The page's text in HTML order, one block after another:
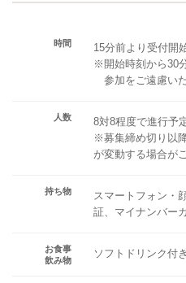
時間
15分前より受付開
※開始時刻から30
参加をご遠慮い
人数
8対8程度で進行予
※募集締め切り以
が変動する場合が
持ち物
スマートフォン・
証、マイナンバー
お食事
飲み物
ソフトドリンク付き